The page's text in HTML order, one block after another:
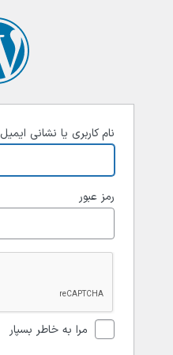
نام کاربری یا نشانی ایمیل
رمز عبور
مرا به خاطر بسپار